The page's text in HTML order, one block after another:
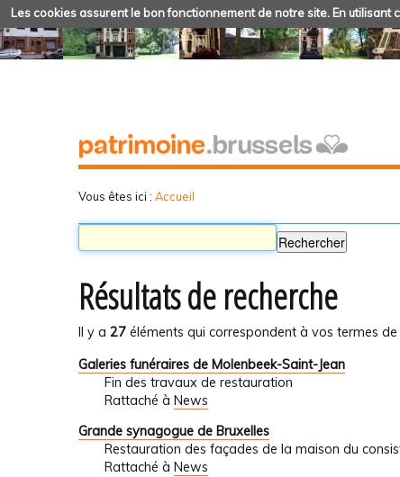
Les cookies assurent le bon fonctionnement de notre site. En
Vous êtes ici : Accueil
Résultats de recherche
Il y a 27 éléments qui correspondent à vos termes de
Galeries funéraires de Molenbeek-Saint-Jean
Fin des travaux de restauration
Rattaché à News
Grande synagogue de Bruxelles
Restauration des façades de la maison du
Rattaché à News